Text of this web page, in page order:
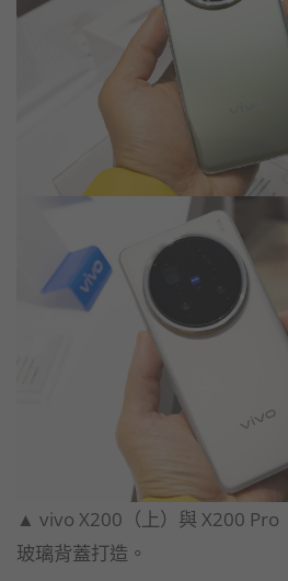
▲ vivo X200（上）與 X200 Pro
玻璃背蓋打造。